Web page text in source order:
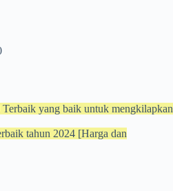
yang baik untuk mengkilapkan
tahun 2024 [Harga dan